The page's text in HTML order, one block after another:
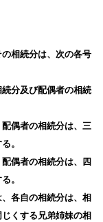
相続分は、次の各号
分及び配偶者の相続
偶者の相続分は、三
。
偶者の相続分は、四
。
各自の相続分は、相
くする兄弟姉妹の相